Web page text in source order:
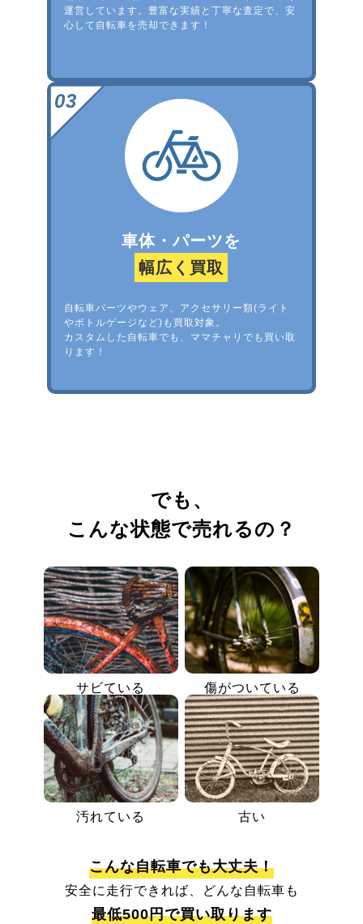
運営しています。豊富な実績と丁寧な査定で、安
心して自転車を売却できます！
車体・パーツを
幅広く買取
自転車パーツやウェア、アクセサリー類(ライト
やボトルゲージなど)も買取対象。
カスタムした自転車でも、ママチャリでも買い取
ります！
でも、
こんな状態で売れるの？
サビている 傷がついている
汚れている 古い
こんな自転車でも大丈夫！
安全に走行できれば、どんな自転車も
最低500円で買い取ります